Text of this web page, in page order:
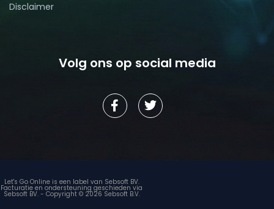
Disclaimer
Volg ons op social media
Let's Go Online is een label van Sebsoft BV.
Facturatie en ondersteuning geschieden via
Sebsoft BV. - Copyright © 2026 Sebsoft B.V.